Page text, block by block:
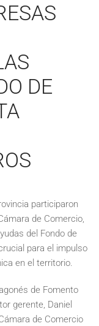
DE
participaron
de Comercio,
del Fondo de
para el impulso
en el territorio.
de Fomento
gerente, Daniel
de Comercio